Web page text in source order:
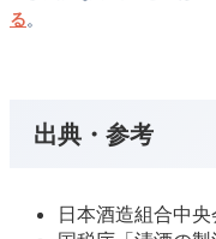
る。
出典・参考
日本酒造組合中央